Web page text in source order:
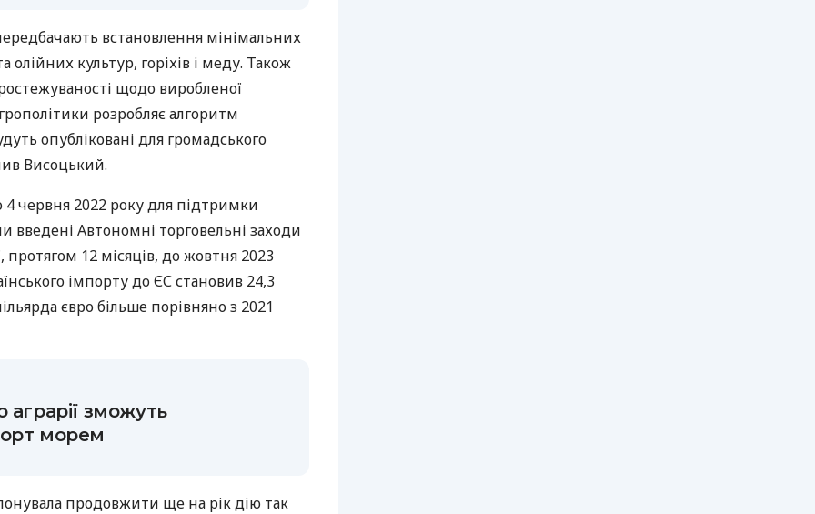
встановлення мінімальних
олійних культур, горіхів і меду. Також
щодо виробленої
розробляє алгоритм
опубліковані для громадського
Висоцький.
червня 2022 року для підтримки
введені Автономні торговельні заходи
протягом 12 місяців, до жовтня 2023
імпорту до ЄС становив 24,3
євро більше порівняно з 2021
зможуть
морем
продовжити ще на рік дію так